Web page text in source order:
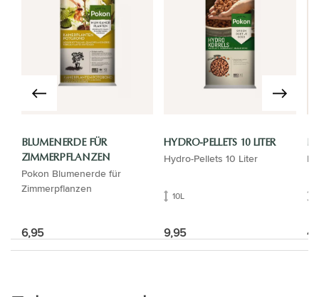
BLUMENERDE FÜR
ZIMMERPFLANZEN
Pokon Blumenerde für
Zimmerpflanzen
6,95
HYDRO-PELLETS 10 LITER
Hydro-Pellets 10 Liter
10L
9,95